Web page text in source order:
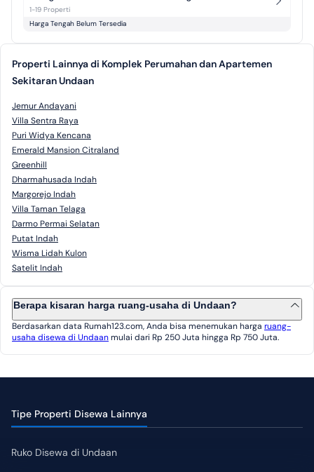
1-19 Properti
Harga Tengah Belum Tersedia
Properti Lainnya di Komplek Perumahan dan Apartemen
Sekitaran Undaan
Jemur Andayani
Villa Sentra Raya
Puri Widya Kencana
Emerald Mansion Citraland
Greenhill
Dharmahusada Indah
Margorejo Indah
Villa Taman Telaga
Darmo Permai Selatan
Putat Indah
Wisma Lidah Kulon
Satelit Indah
Berapa kisaran harga ruang-usaha di Undaan?
Berdasarkan data Rumah123.com, Anda bisa menemukan harga ruang-
usaha disewa di Undaanmulai dari Rp 250 Juta hingga Rp 750 Juta.
Tipe Properti Disewa Lainnya
Ruko Disewa di Undaan